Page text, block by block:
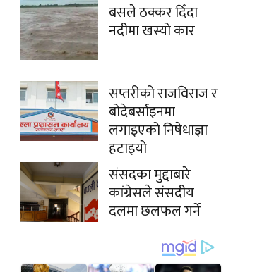
बसले ठक्कर दिँदा
नदीमा खस्यो कार
सप्तरीको राजविराज र
बोदेबर्साइनमा
लगाइएको निषेधाज्ञा
हटाइयो
संसदका मुद्दाबारे
कांग्रेसले संसदीय
दलमा छलफल गर्ने